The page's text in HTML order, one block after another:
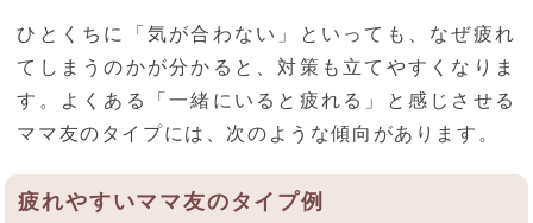
ひとくちに「気が合わない」といっても、なぜ疲れ
てしまうのかが分かると、対策も立てやすくなりま
す。よくある「一緒にいると疲れる」と感じさせる
ママ友のタイプには、次のような傾向があります。
疲れやすいママ友のタイプ例